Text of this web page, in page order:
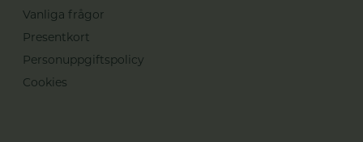
Vanliga frågor
Presentkort
Personuppgiftspolicy
Cookies